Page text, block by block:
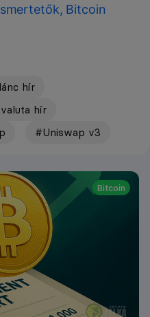
Bitcoin
hír
hír
#Uniswap v3
Bitcoin